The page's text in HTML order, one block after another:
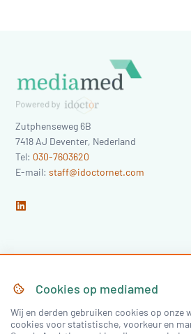
Zutphenseweg 6B
7418 AJ Deventer, Nederland
Tel: 030-7603620
E-mail:staff@idoctornet.com
Home
Nascholing
Cookies op mediamed
Wij en derden gebruiken cookies op onze
cookies voor statistische, voorkeur en